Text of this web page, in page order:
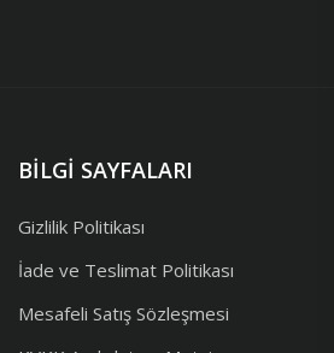
BILGI SAYFALARI
Gizlilik Politikası
İade ve Teslimat Politikası
Mesafeli Satış Sözleşmesi